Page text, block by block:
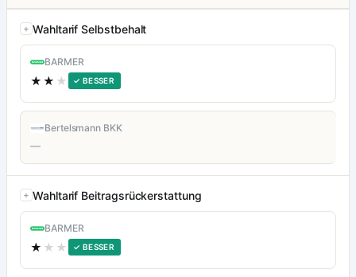
Wahltarif Selbstbehalt
BARMER
★★ ★ ✓ BESSER
Bertelsmann BKK
—
Wahltarif Beitragsrückerstattung
BARMER
★ ★★ ✓ BESSER